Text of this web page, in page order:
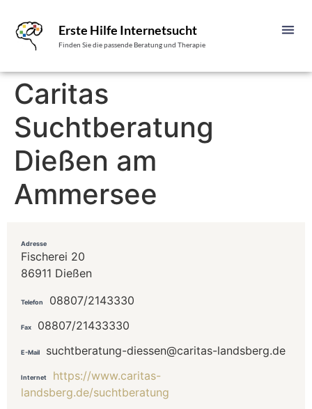
Erste Hilfe Internetsucht
Finden Sie die passende Beratung und Therapie
Caritas
Suchtberatung
Dießen am
Ammersee
Adresse
Fischerei 20
86911 Dießen
Telefon 08807/2143330
Fax 08807/21433330
E-Mail suchtberatung-diessen@caritas-landsberg.de
Internet
https://www.caritas-
landsberg.de/suchtberatung